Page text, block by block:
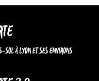
SOL À LYON ET SES ENVIRONS